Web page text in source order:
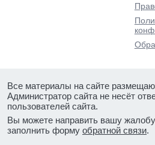
Все материалы на сайте
Администратор сайта не несёт
пользователей сайта.
Вы можете направить вашу
заполнить форму обратной связи.